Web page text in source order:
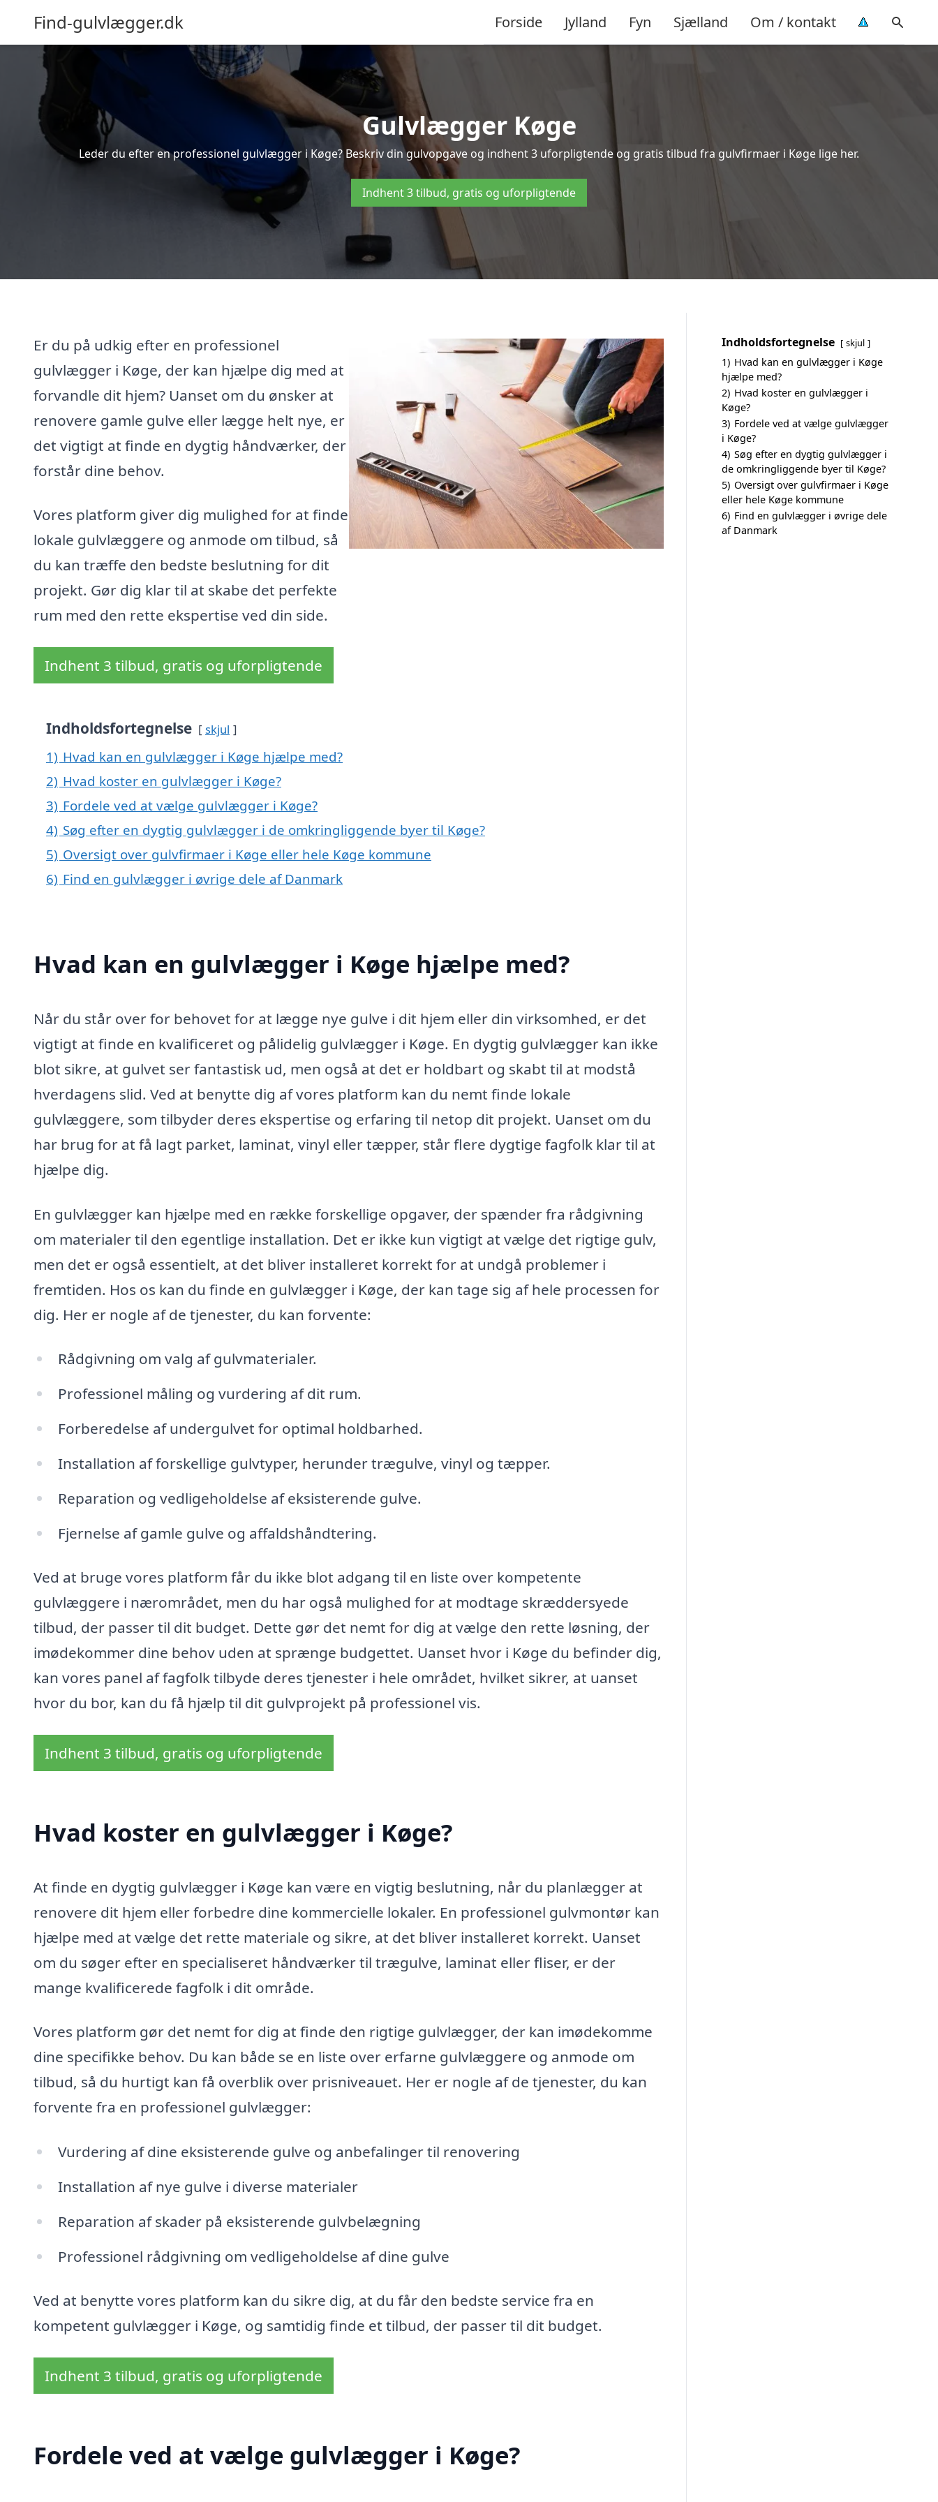
Find-gulvlægger.dk Forside Jylland Fyn Sjælland Om / kontakt
Gulvlægger Køge
Leder du efter en professionel gulvlægger i Køge? Beskriv din gulvopgave og indhent 3 uforpligtende og gratis tilbud fra gulvfirmaer i Køge lige her.
Indhent 3 tilbud, gratis og uforpligtende
Er du på udkig efter en professionel
gulvlægger i Køge, der kan hjælpe dig med at
forvandle dit hjem? Uanset om du ønsker at
renovere gamle gulve eller lægge helt nye, er
det vigtigt at finde en dygtig håndværker, der
forstår dine behov.
Vores platform giver dig mulighed for at finde
lokale gulvlæggere og anmode om tilbud, så
du kan træffe den bedste beslutning for dit
projekt. Gør dig klar til at skabe det perfekte
rum med den rette ekspertise ved din side.
Indhent 3 tilbud, gratis og uforpligtende
Indholdsfortegnelse skjul
1) Hvad kan en gulvlægger i Køge hjælpe med?
2) Hvad koster en gulvlægger i Køge?
3) Fordele ved at vælge gulvlægger i Køge?
4) Søg efter en dygtig gulvlægger i de omkringliggende byer til Køge?
5) Oversigt over gulvfirmaer i Køge eller hele Køge kommune
6) Find en gulvlægger i øvrige dele af Danmark
Hvad kan en gulvlægger i Køge hjælpe med?
Når du står over for behovet for at lægge nye gulve i dit hjem eller din virksomhed, er det
vigtigt at finde en kvalificeret og pålidelig gulvlægger i Køge. En dygtig gulvlægger kan ikke
blot sikre, at gulvet ser fantastisk ud, men også at det er holdbart og skabt til at modstå
hverdagens slid. Ved at benytte dig af vores platform kan du nemt finde lokale
gulvlæggere, som tilbyder deres ekspertise og erfaring til netop dit projekt. Uanset om du
har brug for at få lagt parket, laminat, vinyl eller tæpper, står flere dygtige fagfolk klar til at
hjælpe dig.
En gulvlægger kan hjælpe med en række forskellige opgaver, der spænder fra rådgivning
om materialer til den egentlige installation. Det er ikke kun vigtigt at vælge det rigtige gulv,
men det er også essentielt, at det bliver installeret korrekt for at undgå problemer i
fremtiden. Hos os kan du finde en gulvlægger i Køge, der kan tage sig af hele processen for
dig. Her er nogle af de tjenester, du kan forvente:
Rådgivning om valg af gulvmaterialer.
Professionel måling og vurdering af dit rum.
Forberedelse af undergulvet for optimal holdbarhed.
Installation af forskellige gulvtyper, herunder trægulve, vinyl og tæpper.
Reparation og vedligeholdelse af eksisterende gulve.
Fjernelse af gamle gulve og affaldshåndtering.
Ved at bruge vores platform får du ikke blot adgang til en liste over kompetente
gulvlæggere i nærområdet, men du har også mulighed for at modtage skræddersyede
tilbud, der passer til dit budget. Dette gør det nemt for dig at vælge den rette løsning, der
imødekommer dine behov uden at sprænge budgettet. Uanset hvor i Køge du befinder dig,
kan vores panel af fagfolk tilbyde deres tjenester i hele området, hvilket sikrer, at uanset
hvor du bor, kan du få hjælp til dit gulvprojekt på professionel vis.
Indhent 3 tilbud, gratis og uforpligtende
Hvad koster en gulvlægger i Køge?
At finde en dygtig gulvlægger i Køge kan være en vigtig beslutning, når du planlægger at
renovere dit hjem eller forbedre dine kommercielle lokaler. En professionel gulvmontør kan
hjælpe med at vælge det rette materiale og sikre, at det bliver installeret korrekt. Uanset
om du søger efter en specialiseret håndværker til trægulve, laminat eller fliser, er der
mange kvalificerede fagfolk i dit område.
Vores platform gør det nemt for dig at finde den rigtige gulvlægger, der kan imødekomme
dine specifikke behov. Du kan både se en liste over erfarne gulvlæggere og anmode om
tilbud, så du hurtigt kan få overblik over prisniveauet. Her er nogle af de tjenester, du kan
forvente fra en professionel gulvlægger:
Vurdering af dine eksisterende gulve og anbefalinger til renovering
Installation af nye gulve i diverse materialer
Reparation af skader på eksisterende gulvbelægning
Professionel rådgivning om vedligeholdelse af dine gulve
Ved at benytte vores platform kan du sikre dig, at du får den bedste service fra en
kompetent gulvlægger i Køge, og samtidig finde et tilbud, der passer til dit budget.
Indhent 3 tilbud, gratis og uforpligtende
Fordele ved at vælge gulvlægger i Køge?
Indholdsfortegnelse skjul
1) Hvad kan en gulvlægger i Køge
hjælpe med?
2) Hvad koster en gulvlægger i
Køge?
3) Fordele ved at vælge gulvlægger
i Køge?
4) Søg efter en dygtig gulvlægger i
de omkringliggende byer til Køge?
5) Oversigt over gulvfirmaer i Køge
eller hele Køge kommune
6) Find en gulvlægger i øvrige dele
af Danmark